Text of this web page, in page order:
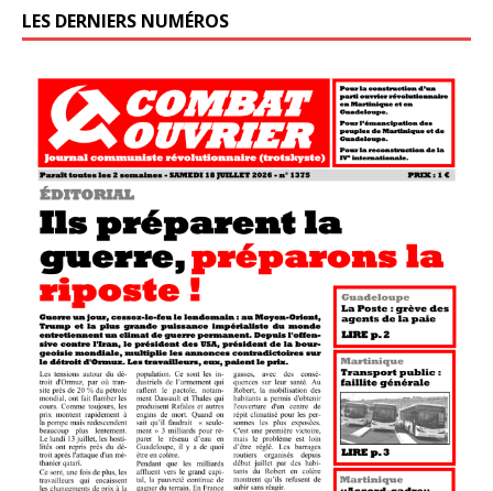
LES DERNIERS NUMÉROS